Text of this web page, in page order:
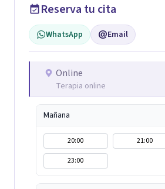
Reserva tu cita
WhatsApp Email
Online
Terapia online
Mañana
20:00 21:00
23:00